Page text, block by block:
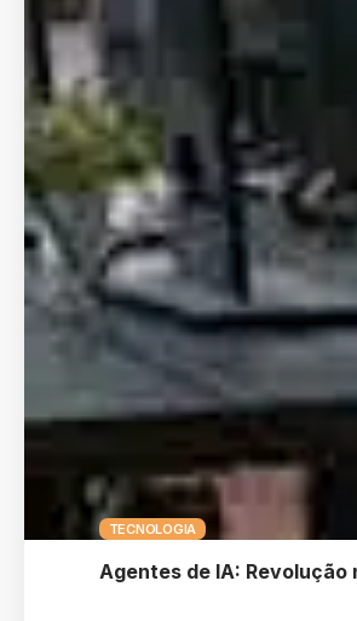
TECNOLOGIA
Agentes de IA: